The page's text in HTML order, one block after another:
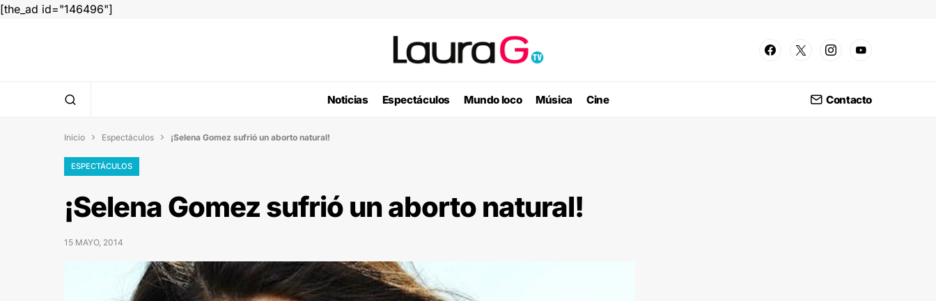
[the_ad id="146496"]
Noticias Espectáculos Mundo loco Música Cine Contacto
Inicio  Espectáculos  ¡Selena Gomez sufrió un aborto natural!
ESPECTÁCULOS
¡Selena Gomez sufrió un aborto natural!
15 MAYO, 2014